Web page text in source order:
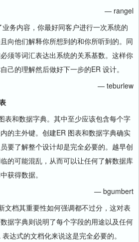
— rangel
务内容，你最好同客户进行一次系统的
向他们解释你所想到的和你所听到的。同
须等词汇表达出系统的关系基数。这样你
己的理解然后做好下一步的ER 设计。
— teburlew
表和数据字典。其中至少应该包含每个字
的主外键。创建ER 图表和数据字典确实
要了解整个设计却是完全必要的。越早创
的可能混乱，从而可以让任何了解数据库
获得数据。
— bgumbert
文档其重要性如何强调都不过分，这对表
据字典则说明了每个字段的用途以及任何
达式的文档化来说这是完全必要的。